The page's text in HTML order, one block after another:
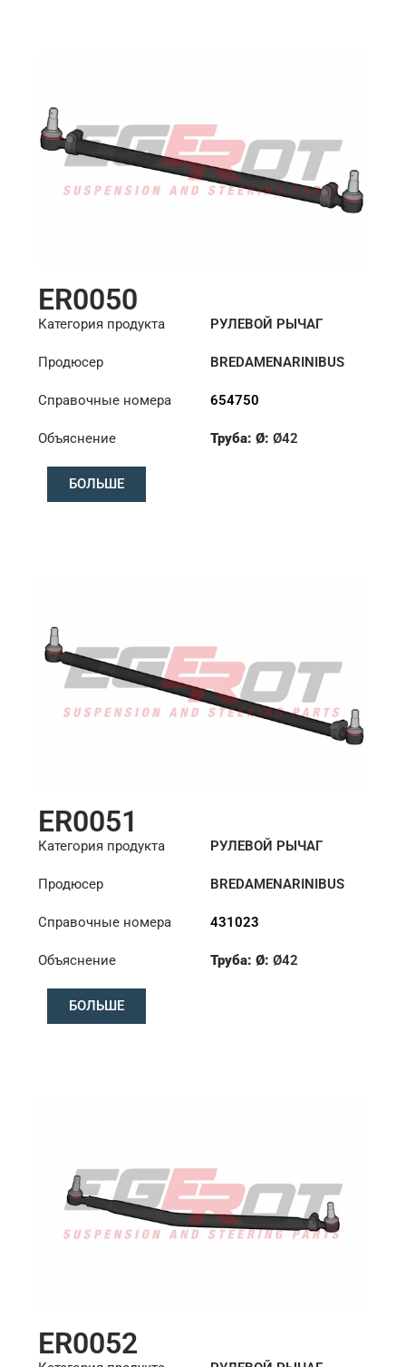
ER0050
Категория продукта РУЛЕВОЙ РЫЧАГ
Продюсер BREDAMENARINIBUS
Справочные номера 654750
Объяснение Труба: Ø:Ø42
БОЛЬШЕ
ER0051
Категория продукта РУЛЕВОЙ РЫЧАГ
Продюсер BREDAMENARINIBUS
Справочные номера 431023
Объяснение Труба: Ø:Ø42
БОЛЬШЕ
ER0052